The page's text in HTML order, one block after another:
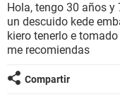
SEXUALIDAD
Hola, tengo 30 años
un descuido kede
kiero tenerlo e
me recomiendas
Compartir